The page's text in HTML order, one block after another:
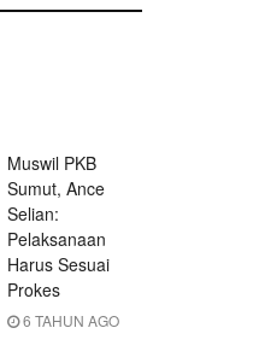
Muswil PKB
Sumut, Ance
Selian:
Pelaksanaan
Harus Sesuai
Prokes
6 TAHUN AGO